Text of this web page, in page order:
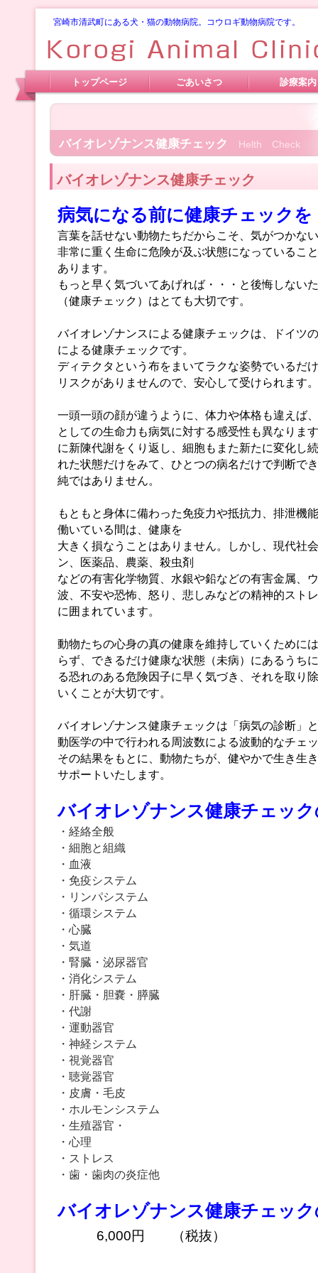
宮崎市清武町にある犬・猫の動物病院。コウロギ動物病院です。
バイオレゾナンス健康チェック Helth Check
バイオレゾナンス健康チェック
病気になる前に健康チェックを
言葉を話せない動物たちだからこそ、気がつかな
非常に重く生命に危険が及ぶ状態になっているこ
あります。
もっと早く気づいてあげれば・・・と後悔しない
（健康チェック）はとても大切です。
バイオレゾナンスによる健康チェックは、ドイツ
による健康チェックです。
ディテクタという布をまいてラクな姿勢でいるだ
リスクがありませんので、安心して受けられます
一頭一頭の顔が違うように、体力や体格も違えば
としての生命力も病気に対する感受性も異なりま
に新陳代謝をくり返し、細胞もまた新たに変化し
れた状態だけをみて、ひとつの病名だけで判断で
純ではありません。
もともと身体に備わった免疫力や抵抗力、排泄機
働いている間は、健康を
大きく損なうことはありません。しかし、現代社
ン、医薬品、農薬、殺虫剤
などの有害化学物質、水銀や鉛などの有害金属、
波、不安や恐怖、怒り、悲しみなどの精神的スト
に囲まれています。
動物たちの心身の真の健康を維持していくために
らず、できるだけ健康な状態（未病）にあるうち
る恐れのある危険因子に早く気づき、それを取り
いくことが大切です。
バイオレゾナンス健康チェックは「病気の診断」
動医学の中で行われる周波数による波動的なチェ
その結果をもとに、動物たちが、健やかで生き生
サポートいたします。
バイオレゾナンス健康チェッ
・経絡全般
・細胞と組織
・血液
・免疫システム
・リンパシステム
・循環システム
・心臓
・気道
・腎臓・泌尿器官
・消化システム
・肝臓・胆嚢・膵臓
・代謝
・運動器官
・神経システム
・視覚器官
・聴覚器官
・皮膚・毛皮
・ホルモンシステム
・生殖器官・
・心理
・ストレス
・歯・歯肉の炎症他
バイオレゾナンス健康チェッ
6,000円 （税抜）
トップページ ごあいさつ 診療案内